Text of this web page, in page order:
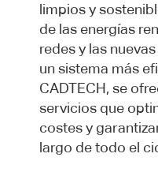
limpios y
de las energías
redes y las
un sistema más
CADTECH, se
servicios que
costes y
largo de todo el